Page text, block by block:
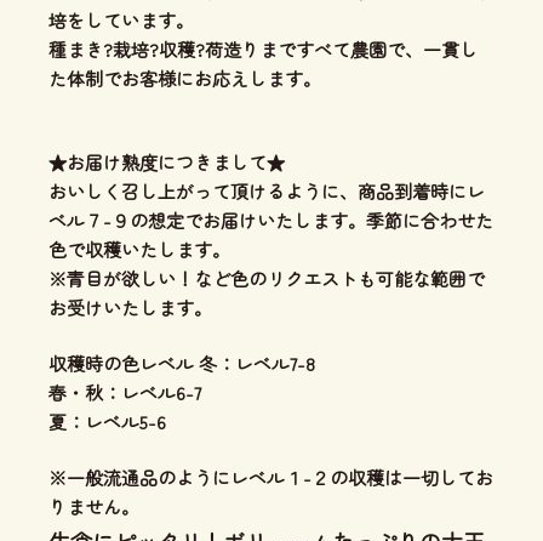
培をしています。
種まき?栽培?収穫?荷造りまですべて農園で、一貫し
た体制でお客様にお応えします。
★お届け熟度につきまして★
おいしく召し上がって頂けるように、商品到着時にレ
ベル７-９の想定でお届けいたします。季節に合わせた
色で収穫いたします。
※青目が欲しい！など色のリクエストも可能な範囲で
お受けいたします。
収穫時の色レベル 冬：レベル7-8
春・秋：レベル6-7
夏：レベル5-6
※一般流通品のようにレベル１-２の収穫は一切してお
りません。